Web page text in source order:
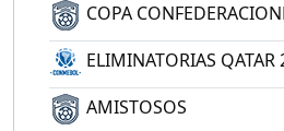
COPA
ELIMINATORIAS QATAR
AMISTOSOS